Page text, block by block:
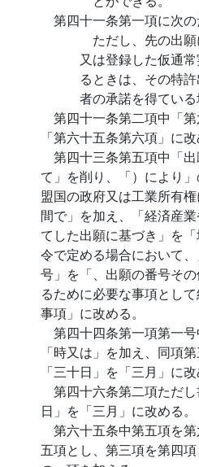
第四十一条第一項に次の
ただし、先の出
又は登録した仮通
るときは、その特
者の承諾を得ている
第四十一条第二項中「
「第六十五条第六項」に改
第四十三条第五項中「
て」を削り、「）により
盟国の政府又は工業所有
間で」を加え、「経済産
てした出願に基づき」を
令で定める場合において
号」を「、出願の番号そ
るために必要な事項とし
事項」に改める。
第四十四条第一項第一
「時又は」を加え、同項
「三十日」を「三月」に改
第四十六条第二項ただ
日」を「三月」に改める。
第六十五条中第五項を
五項とし、第三項を第四